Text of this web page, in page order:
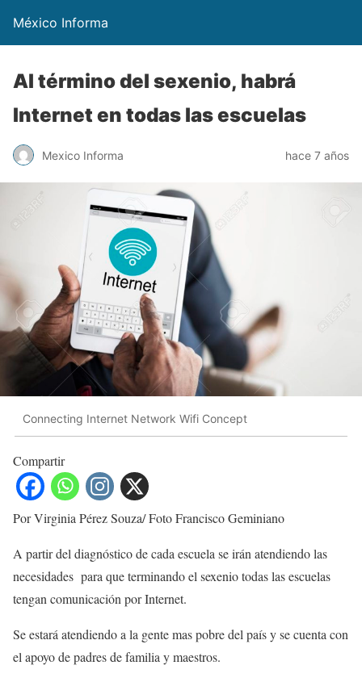
México Informa
Al término del sexenio, habrá
Internet en todas las escuelas
Mexico Informa hace 7 años
Connecting Internet Network Wifi Concept
Compartir
Por Virginia Pérez Souza/ Foto Francisco Geminiano
A partir del diagnóstico de cada escuela se irán atendiendo las
necesidades para que terminando el sexenio todas las escuelas
tengan comunicación por Internet.
Se estará atendiendo a la gente mas pobre del país y se cuenta con
el apoyo de padres de familia y maestros.